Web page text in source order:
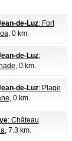
de-Luz: Fort
, 0 km.
de-Luz:
, 0 km.
de-Luz: Plage
, 0 km.
: Château
, 7.3 km.